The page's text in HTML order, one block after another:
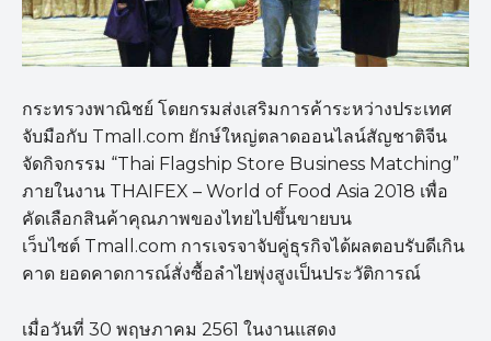
กระทรวงพาณิชย์ โดยกรมส่งเสริมการค้าระหว่างประเทศ
จับมือกับ Tmall.com ยักษ์ใหญ่ตลาดออนไลน์สัญชาติจีน
จัดกิจกรรม “Thai Flagship Store Business Matching”
ภายในงาน THAIFEX – World of Food Asia 2018 เพื่อ
คัดเลือกสินค้าคุณภาพของไทยไปขึ้นขายบน
เว็บไซต์ Tmall.com การเจรจาจับคู่ธุรกิจได้ผลตอบรับดีเกิน
คาด ยอดคาดการณ์สั่งซื้อลำไยพุ่งสูงเป็นประวัติการณ์
เมื่อวันที่ 30 พฤษภาคม 2561 ในงานแสดง